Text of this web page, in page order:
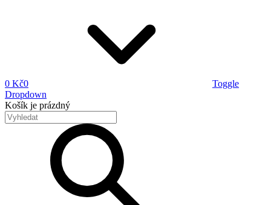
0 Kč0
Toggle
Dropdown
Košík je prázdný